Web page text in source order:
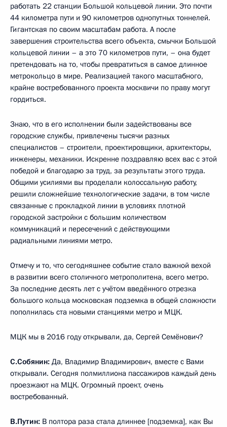
работать 22 станции Большой кольцевой линии. Это почти
44 километра пути и 90 километров однопутных тоннелей.
Гигантская по своим масштабам работа. А после
завершения строительства всего объекта, смычки Большой
кольцевой линии – а это 70 километров пути, – она будет
претендовать на то, чтобы превратиться в самое длинное
метрокольцо в мире. Реализацией такого масштабного,
крайне востребованного проекта москвичи по праву могут
гордиться.
Знаю, что в его исполнении были задействованы все
городские службы, привлечены тысячи разных
специалистов – строители, проектировщики, архитекторы,
инженеры, механики. Искренне поздравляю всех вас с этой
победой и благодарю за труд, за результаты этого труда.
Общими усилиями вы проделали колоссальную работу,
решили сложнейшие технологические задачи, в том числе
связанные с прокладкой линии в условиях плотной
городской застройки с большим количеством
коммуникаций и пересечений с действующими
радиальными линиями метро.
Отмечу и то, что сегодняшнее событие стало важной вехой
в развитии всего столичного метрополитена, всего метро.
За последние десять лет с учётом введённого отрезка
большого кольца московская подземка в общей сложности
пополнилась ста новыми станциями метро и МЦК.
МЦК мы в 2016 году открывали, да, Сергей Семёнович?
С.Собянин: Да, Владимир Владимирович, вместе с Вами
открывали. Сегодня полмиллиона пассажиров каждый день
проезжают на МЦК. Огромный проект, очень
востребованный.
В.Путин: В полтора раза стала длиннее [подземка], как Вы